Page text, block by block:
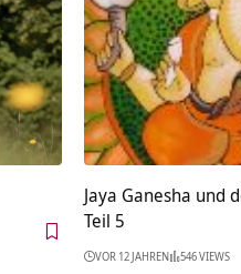
Jaya Ganesha und
Teil 5
VOR 12 JAHREN 546 VIEWS